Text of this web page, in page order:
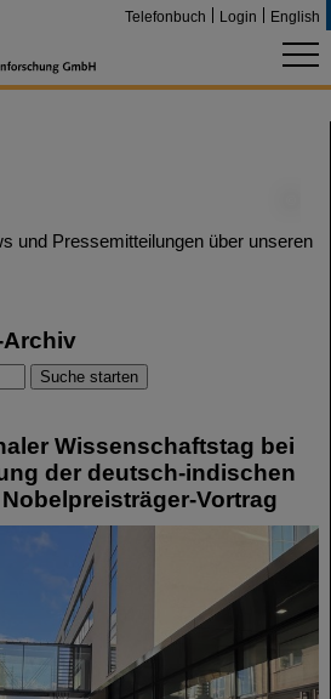
Telefonbuch Login English
und Pressemitteilungen über unseren
Archiv
Wissenschaftstag bei
der deutsch-indischen
Vortrag